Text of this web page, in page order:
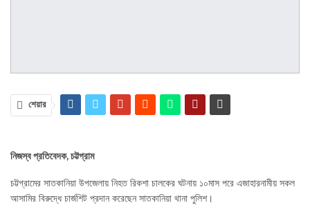
শেয়ার
নিজস্ব প্রতিবেদক, চট্টগ্রাম
চট্টগ্রামের সাতকানিয়া উপজেলায় নিহত রিকশা চালকের ঘটনায় ১০মাস পরে এজাহারনামীয় সকল
আসামির বিরুদ্ধে চার্জশিট প্রদান করেছেন সাতকানিয়া থানা পুলিশ।